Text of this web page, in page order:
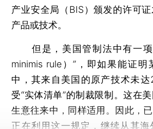
产业安全局（BIS）颁发的许可
产品或技术。
但是，美国管制法中有一项
minimis rule）”，即如果能证明
中，其来自美国的原产技术未达
受“实体清单”的制裁限制。这在
生意往来中，同样适用。因此，
正在利用这一规定，继续从其海